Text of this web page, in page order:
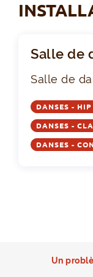
Salle de
Salle de
DANSES - HIP
DANSES -
DANSES -
Un